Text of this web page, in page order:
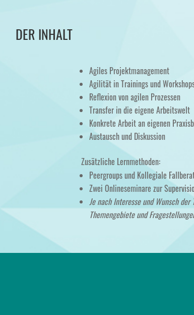
DER INHALT
Agiles Projektmanagement
Agilität in Trainings und
Reflexion von agilen Prozessen
Transfer in die eigene Arbeitswelt
Konkrete Arbeit an eigenen
Austausch und Diskussion
Zusätzliche Lernmethoden:
Peergroups und Kollegiale
Zwei Onlineseminare zur
Je nach Interesse und Wunsch
Themengebiete und